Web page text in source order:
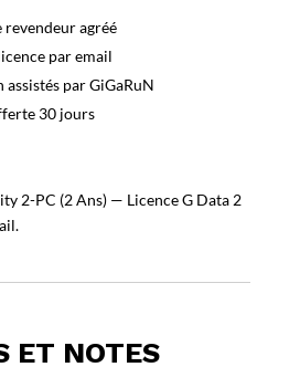
revendeur agréé
par email
assistés par GiGaRuN
30 jours
2-PC (2 Ans) — Licence G Data 2
ET NOTES